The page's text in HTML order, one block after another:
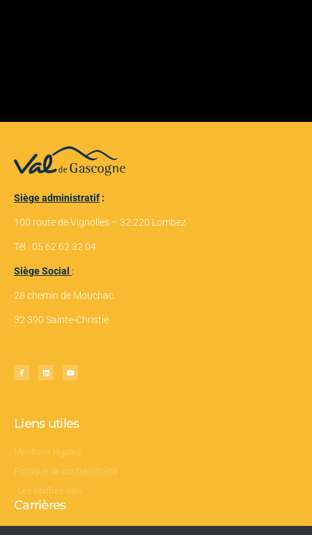
Siège administratif :
100 route de Vignolles – 32 220 Lombez
Tél : 05 62 62 32 04
Siège Social :
28 chemin de Mouchac
32 390 Sainte-Christie
Liens utiles
Mentions légales
Politique de confidentialité
Les chiffres clés
Carrières